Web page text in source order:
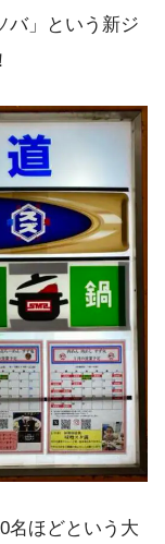
バ」という新ジ
名ほどという大